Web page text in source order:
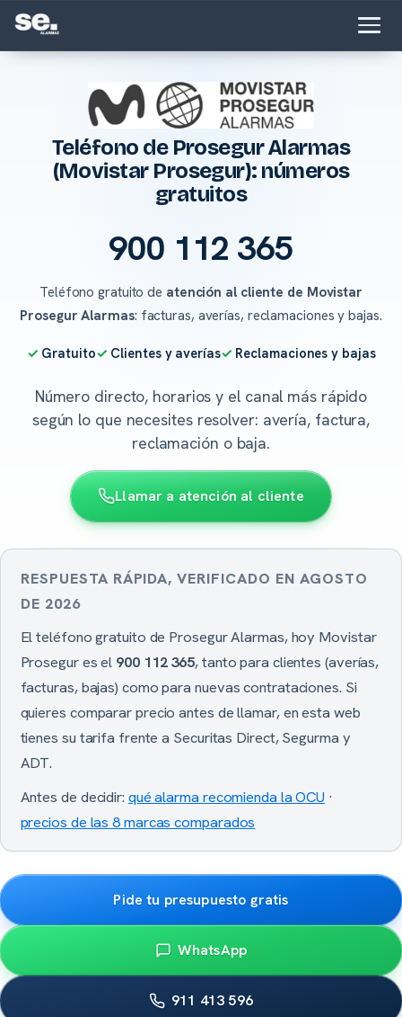
Teléfono de Prosegur Alarmas
(Movistar Prosegur): números
gratuitos
900 112 365
Teléfono gratuito de atención al cliente de Movistar
Prosegur Alarmas: facturas, averías, reclamaciones y bajas.
Gratuito Clientes y averías Reclamaciones y bajas
Número directo, horarios y el canal más rápido
según lo que necesites resolver: avería, factura,
reclamación o baja.
Llamar a atención al cliente
RESPUESTA RÁPIDA, VERIFICADO EN AGOSTO
DE 2026
El teléfono gratuito de Prosegur Alarmas, hoy Movistar
Prosegur es el 900 112 365, tanto para clientes (averías,
facturas, bajas) como para nuevas contrataciones. Si
quieres comparar precio antes de llamar, en esta web
tienes su tarifa frente a Securitas Direct, Segurma y
ADT.
Antes de decidir: qué alarma recomienda la OCU ·
precios de las 8 marcas comparados
Pide tu presupuesto gratis
WhatsApp
911 413 596